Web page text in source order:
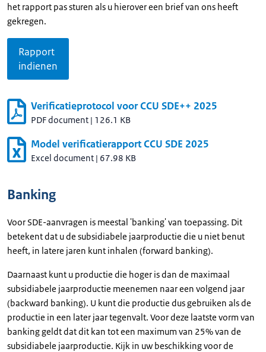
het rapport pas sturen als u hierover een brief van ons heeft
gekregen.
Rapport
indienen
Verificatieprotocol voor CCU SDE++ 2025
PDF document | 126.1 KB
Model verificatierapport CCU SDE 2025
Excel document | 67.98 KB
Banking
Voor SDE-aanvragen is meestal 'banking' van toepassing. Dit
betekent dat u de subsidiabele jaarproductie die u niet benut
heeft, in latere jaren kunt inhalen (forward banking).
Daarnaast kunt u productie die hoger is dan de maximaal
subsidiabele jaarproductie meenemen naar een volgend jaar
(backward banking). U kunt die productie dus gebruiken als de
productie in een later jaar tegenvalt. Voor deze laatste vorm van
banking geldt dat dit kan tot een maximum van 25% van de
subsidiabele jaarproductie. Kijk in uw beschikking voor de